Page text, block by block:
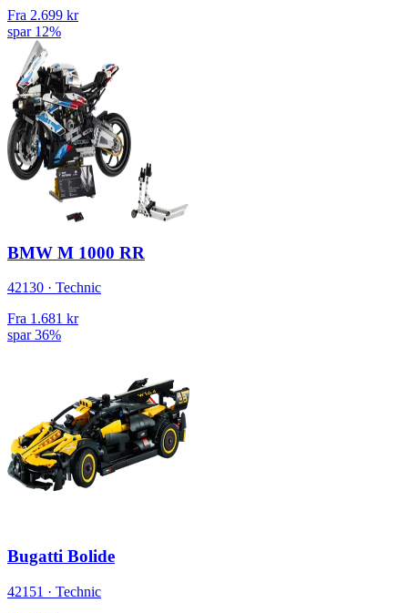
Fra 2.699 kr
spar 12%
BMW M 1000 RR
42130 · Technic
Fra 1.681 kr
spar 36%
Bugatti Bolide
42151 · Technic